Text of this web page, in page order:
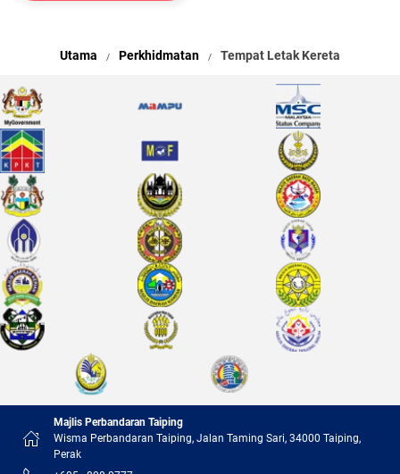
Utama Perkhidmatan Tempat Letak Kereta
Majlis Perbandaran Taiping
Wisma Perbandaran Taiping, Jalan Taming Sari, 34000 Taiping,
Perak